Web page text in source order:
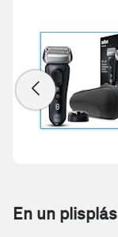
En un plisplás